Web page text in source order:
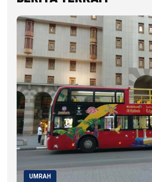
UMRAH